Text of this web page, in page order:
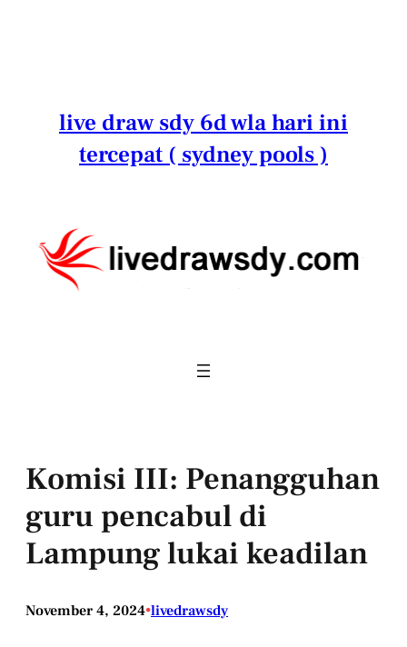
live draw sdy 6d wla hari ini
tercepat ( sydney pools )
Komisi III: Penangguhan
guru pencabul di
Lampung lukai keadilan
November 4, 2024•livedrawsdy